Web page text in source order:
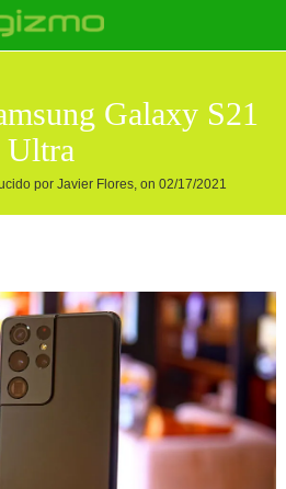
Galaxy S21
Ultra
por Javier Flores, on 02/17/2021